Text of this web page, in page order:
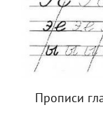
Прописи